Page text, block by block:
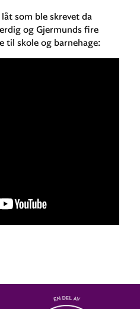
som ble skrevet da
og Gjermunds fire
til skole og barnehage: